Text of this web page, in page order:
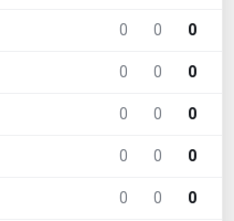
0 0 0
0 0 0
0 0 0
0 0 0
0 0 0